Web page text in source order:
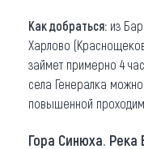
Как добраться: из
Харлово
займет примерно 4
села Генералка
повышенной
Гора Синюха. Река